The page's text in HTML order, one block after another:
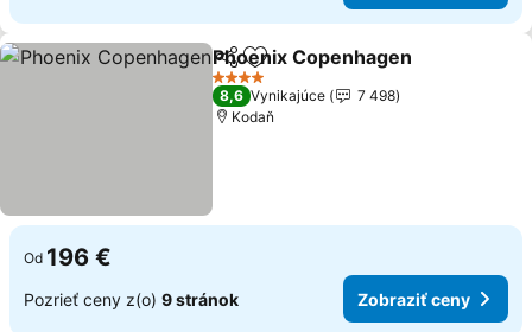
ZdieľaťPridať do obľúbených
Phoenix Copenhagen
4 Počet hviezdičiek
8,6 Vynikajúce
7 498
Kodaň
Od 196 €
Pozrieť ceny z(o) 9 stránok Zobraziť ceny